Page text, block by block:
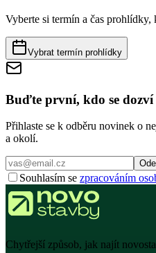
Vyberte si termín a čas
Vybrat termín prohlídky
Buďte první, kdo se
Přihlaste se k odběru novinek o
a okolí.
Souhlasím se zpracováním
Chytřejší způsob, jak najít